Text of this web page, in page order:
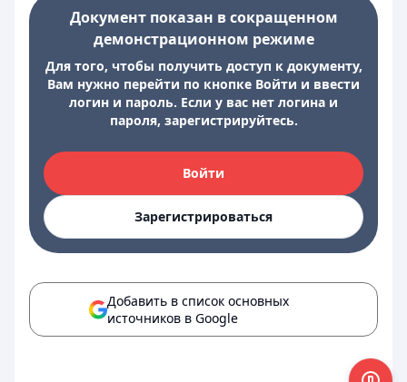
Документ показан в сокращенном
демонстрационном режиме
Для того, чтобы получить доступ к документу,
Вам нужно перейти по кнопке Войти и ввести
логин и пароль. Если у вас нет логина и
пароля, зарегистрируйтесь.
Войти
Зарегистрироваться
Добавить в список основных
источников в Google